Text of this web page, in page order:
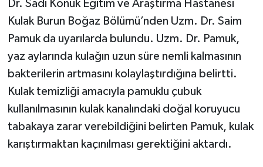
Dr. Sadi Konuk Eğitim ve Araştırma Hastanesi
Kulak Burun Boğaz Bölümü’nden Uzm. Dr. Saim
Pamuk da uyarılarda bulundu. Uzm. Dr. Pamuk,
yaz aylarında kulağın uzun süre nemli kalmasının
bakterilerin artmasını kolaylaştırdığına belirtti.
Kulak temizliği amacıyla pamuklu çubuk
kullanılmasının kulak kanalındaki doğal koruyucu
tabakaya zarar verebildiğini belirten Pamuk, kulak
karıştırmaktan kaçınılması gerektiğini aktardı.